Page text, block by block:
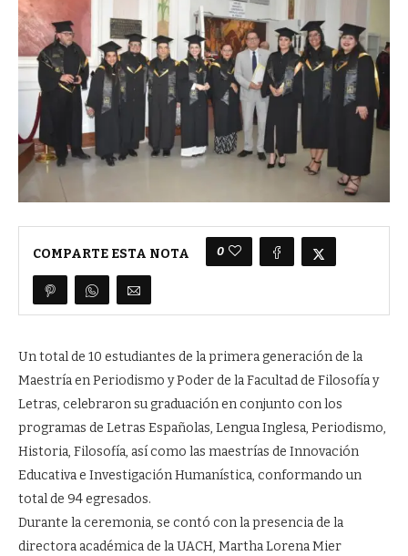
COMPARTE ESTA NOTA 0
Un total de 10 estudiantes de la primera generación de la
Maestría en Periodismo y Poder de la Facultad de Filosofía y
Letras, celebraron su graduación en conjunto con los
programas de Letras Españolas, Lengua Inglesa, Periodismo,
Historia, Filosofía, así como las maestrías de Innovación
Educativa e Investigación Humanística, conformando un
total de 94 egresados.
Durante la ceremonia, se contó con la presencia de la
directora académica de la UACH, Martha Lorena Mier